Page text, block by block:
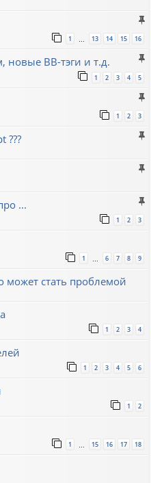
1 … 13 14 15 16
BB-тэги и т.д.
1 2 3 4 5
1 2 3
???
...
1 2 3
1 6 7 8 9
может стать проблемой
1 2 3 4
1 2 3 4 5 6
1 2
1 … 15 16 17 18